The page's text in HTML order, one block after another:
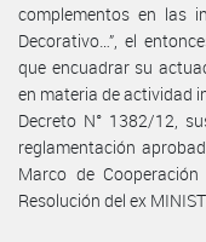
complementos en las
Decorativo…”, el
que encuadrar su
en materia de actividad
Decreto N° 1382/12,
reglamentación
Marco de Cooperación
Resolución del ex